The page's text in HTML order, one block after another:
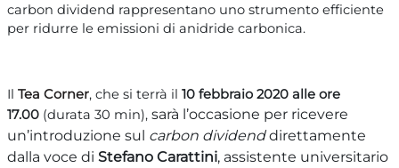
carbon dividend rappresentano uno strumento efficiente
per ridurre le emissioni di anidride carbonica.
Il Tea Corner, che si terrà il 10 febbraio 2020 alle ore
17.00 (durata 30 min), sarà l’occasione per ricevere
un’introduzione sul carbon dividenddirettamente
dalla voce di Stefano Carattini, assistente universitario